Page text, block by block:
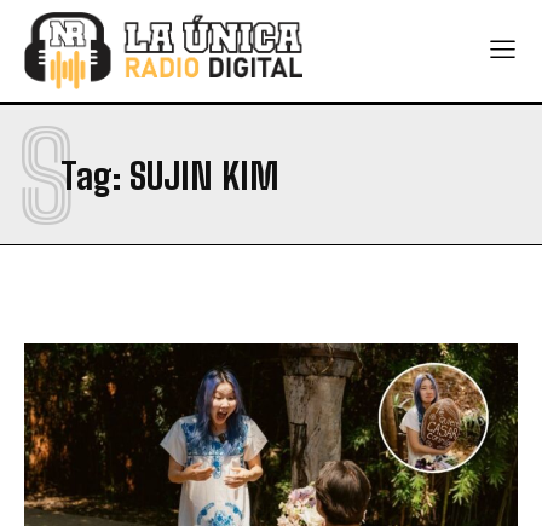
Tag: SUJIN KIM
S